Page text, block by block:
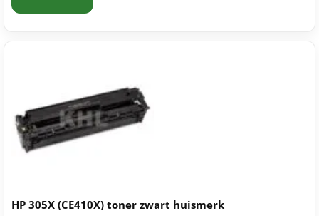
HP 305X (CE410X) toner zwart huismerk